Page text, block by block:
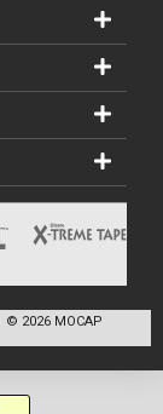
© 2026 MOCAP